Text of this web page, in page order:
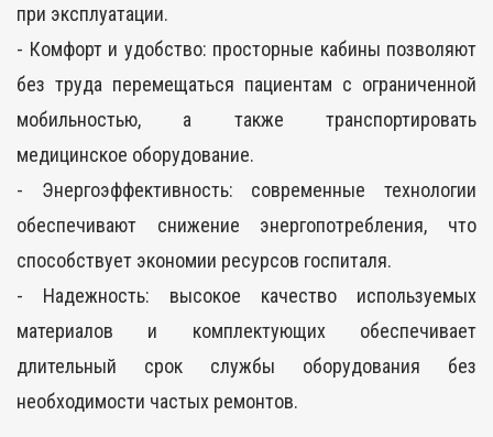
при эксплуатации.
- Комфорт и удобство: просторные кабины позволяют
без труда перемещаться пациентам с ограниченной
мобильностью, а также транспортировать
медицинское оборудование.
- Энергоэффективность: современные технологии
обеспечивают снижение энергопотребления, что
способствует экономии ресурсов госпиталя.
- Надежность: высокое качество используемых
материалов и комплектующих обеспечивает
длительный срок службы оборудования без
необходимости частых ремонтов.